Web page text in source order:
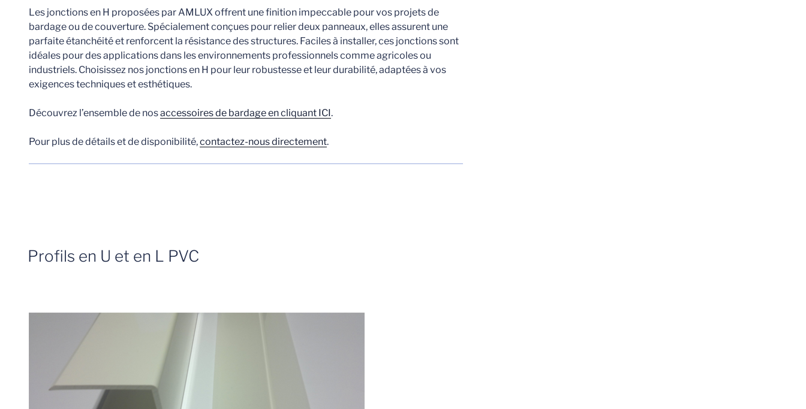
Les jonctions en H proposées par AMLUX offrent une finition impeccable pour vos projets de
bardage ou de couverture. Spécialement conçues pour relier deux panneaux, elles assurent une
parfaite étanchéité et renforcent la résistance des structures. Faciles à installer, ces jonctions sont
idéales pour des applications dans les environnements professionnels comme agricoles ou
industriels. Choisissez nos jonctions en H pour leur robustesse et leur durabilité, adaptées à vos
exigences techniques et esthétiques.
Découvrez l’ensemble de nosaccessoires de bardage en cliquant ICI.
Pour plus de détails et de disponibilité,contactez-nous directement.
Profils en U et en L PVC